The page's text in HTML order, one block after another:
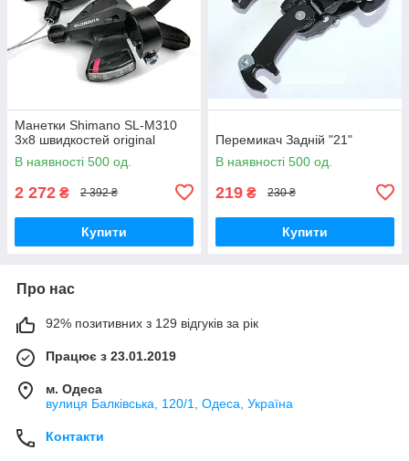
Манетки Shimano SL-M310
3х8 швидкостей original
В наявності 500 од.
2 272 ₴ 2 392 ₴
Купити
Перемикач Задній "21"
В наявності 500 од.
219 ₴ 230 ₴
Купити
Про нас
92% позитивних з 129 відгуків за рік
Працює з 23.01.2019
м. Одеса
вулиця Балківська, 120/1, Одеса, Україна
Контакти